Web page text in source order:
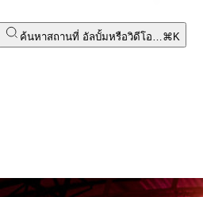
ค้นหาสถานที่ อัลบั้มหรือวิดีโอ…⌘K